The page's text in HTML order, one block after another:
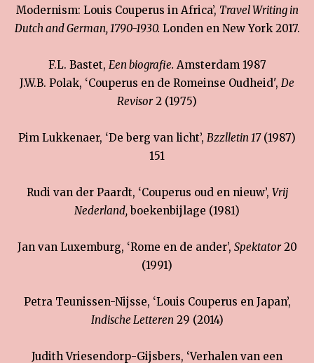
Modernism: Louis Couperus in Africa’, Travel Writing in
Dutch and German, 1790-1930. Londen en New York 2017.
F.L. Bastet, Een biografie. Amsterdam 1987
J.W.B. Polak, ‘Couperus en de Romeinse Oudheid', De
Revisor2 (1975)
Pim Lukkenaer, ‘De berg van licht’, Bzzlletin 17(1987)
151
Rudi van der Paardt, ‘Couperus oud en nieuw’, Vrij
Nederland,boekenbijlage (1981)
Jan van Luxemburg, ‘Rome en de ander’, Spektator20
(1991)
Petra Teunissen-Nijsse, ‘Louis Couperus en Japan’,
Indische Letteren 29 (2014)
Judith Vriesendorp-Gijsbers, ‘Verhalen van een